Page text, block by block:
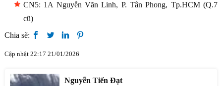
CN5: 1A Nguyễn Văn Linh, P. Tân Phong, Tp.HCM (Q.7
cũ)
Chia sẽ:
Cập nhật 22:17 21/01/2026
Nguyễn Tiến Đạt